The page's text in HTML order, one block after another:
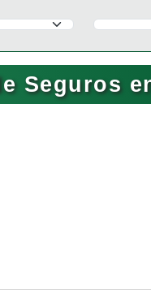
Seguros